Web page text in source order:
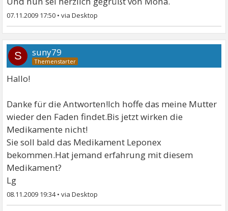
07.11.2009 17:50 •
S suny79
Hallo!
Danke für die Antworten!Ich hoffe das meine Mutter
wieder den Faden findet.Bis jetzt wirken die
Medikamente nicht!
Sie soll bald das Medikament Leponex
bekommen.Hat jemand erfahrung mit diesem
Medikament?
Lg
08.11.2009 19:34•